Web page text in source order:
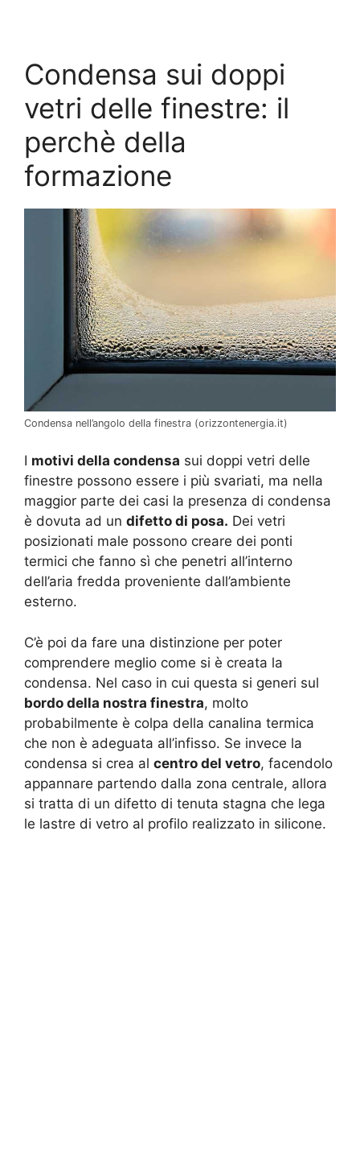
Condensa sui doppi
vetri delle finestre: il
perchè della
formazione
Condensa nell’angolo della finestra (orizzontenergia.it)
I motivi della condensa sui doppi vetri delle
finestre possono essere i più svariati, ma nella
maggior parte dei casi la presenza di condensa
è dovuta ad un difetto di posa. Dei vetri
posizionati male possono creare dei ponti
termici che fanno sì che penetri all’interno
dell’aria fredda proveniente dall’ambiente
esterno.
C’è poi da fare una distinzione per poter
comprendere meglio come si è creata la
condensa. Nel caso in cui questa si generi sul
bordo della nostra finestra, molto
probabilmente è colpa della canalina termica
che non è adeguata all’infisso. Se invece la
condensa si crea al centro del vetro, facendolo
appannare partendo dalla zona centrale, allora
si tratta di un difetto di tenuta stagna che lega
le lastre di vetro al profilo realizzato in silicone.